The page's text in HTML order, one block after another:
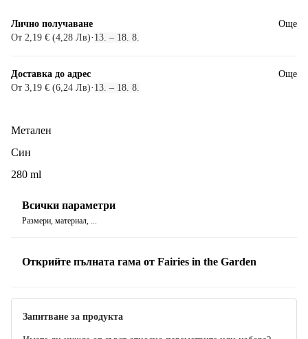
Лично получаване
От 2,19 € (4,28 Лв)· 13. – 18. 8.
Още
Доставка до адрес
От 3,19 € (6,24 Лв)· 13. – 18. 8.
Още
Метален
Син
280 ml
Всички параметри
Размери, материал, ...
Открийте пълната гама от Fairies in the Garden
Запитване за продукта